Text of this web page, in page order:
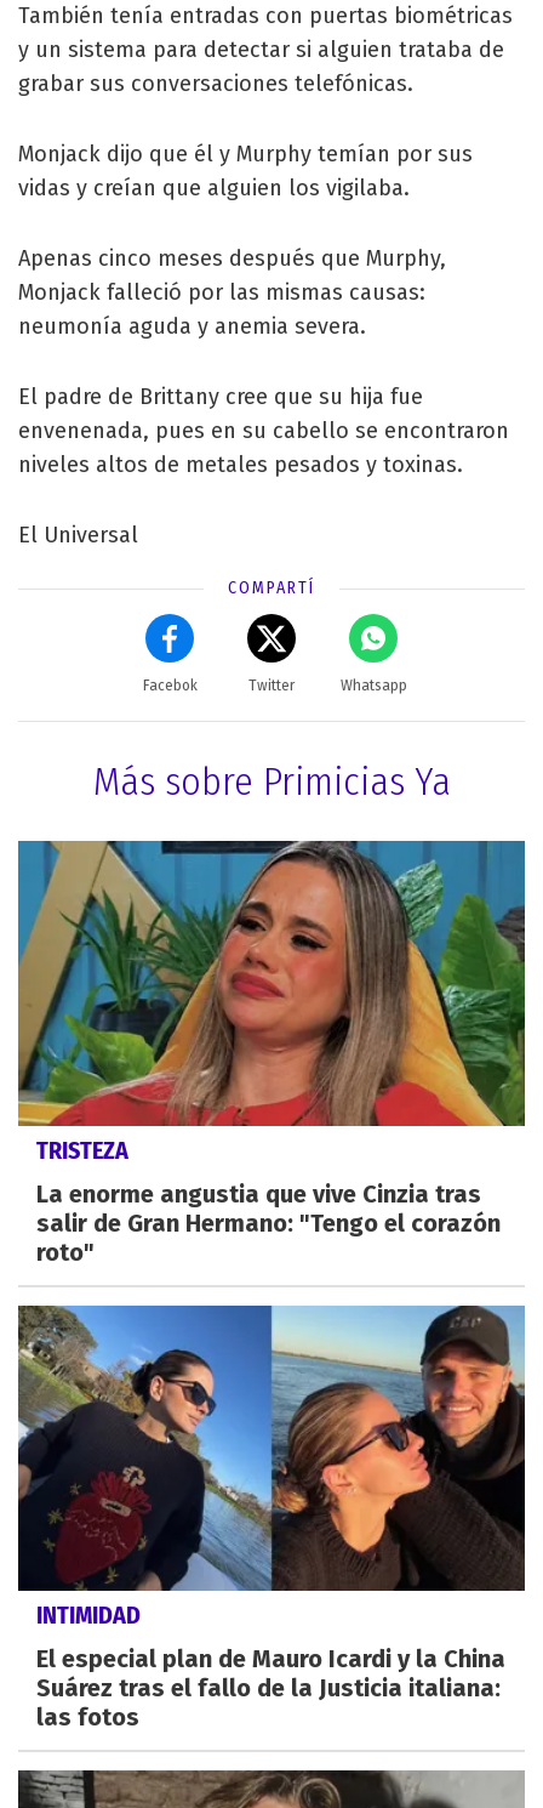
También tenía entradas con puertas biométricas
y un sistema para detectar si alguien trataba de
grabar sus conversaciones telefónicas.
Monjack dijo que él y Murphy temían por sus
vidas y creían que alguien los vigilaba.
Apenas cinco meses después que Murphy,
Monjack falleció por las mismas causas:
neumonía aguda y anemia severa.
El padre de Brittany cree que su hija fue
envenenada, pues en su cabello se encontraron
niveles altos de metales pesados y toxinas.
El Universal
COMPARTÍ
Facebok Twitter Whatsapp
Más sobre Primicias Ya
TRISTEZA
La enorme angustia que vive Cinzia tras
salir de Gran Hermano: "Tengo el corazón
roto"
INTIMIDAD
El especial plan de Mauro Icardi y la China
Suárez tras el fallo de la Justicia italiana:
las fotos